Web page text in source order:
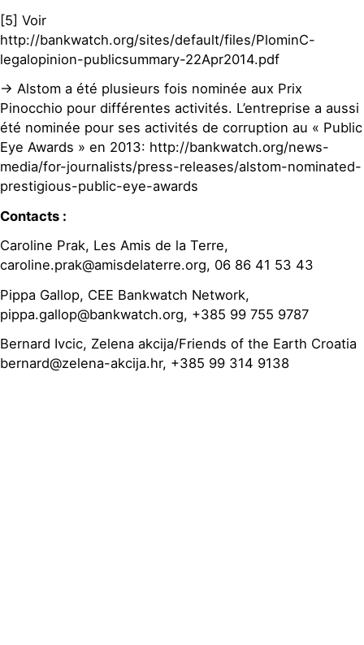
[5] Voir
http://bankwatch.org/sites/default/files/PlominC-
legalopinion-publicsummary-22Apr2014.pdf
-> Alstom a été plusieurs fois nominée aux Prix
Pinocchio pour différentes activités. L’entreprise a aussi
été nominée pour ses activités de corruption au « Public
Eye Awards » en 2013: http://bankwatch.org/news-
media/for-journalists/press-releases/alstom-nominated-
prestigious-public-eye-awards
Contacts :
Caroline Prak, Les Amis de la Terre,
caroline.prak@amisdelaterre.org, 06 86 41 53 43
Pippa Gallop, CEE Bankwatch Network,
pippa.gallop@bankwatch.org, +385 99 755 9787
Bernard Ivcic, Zelena akcija/Friends of the Earth Croatia
bernard@zelena-akcija.hr, +385 99 314 9138